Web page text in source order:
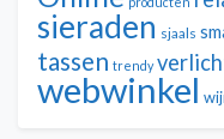
sieraden sjaals
tassen trendy
webwinkel